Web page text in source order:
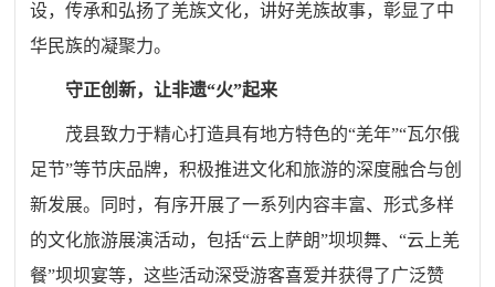
设，传承和弘扬了羌族文化，讲好羌族故事，彰显了中
华民族的凝聚力。
守正创新，让非遗“火”起来
茂县致力于精心打造具有地方特色的“羌年”“瓦尔俄
足节”等节庆品牌，积极推进文化和旅游的深度融合与创
新发展。同时，有序开展了一系列内容丰富、形式多样
的文化旅游展演活动，包括“云上萨朗”坝坝舞、“云上羌
餐”坝坝宴等，这些活动深受游客喜爱并获得了广泛赞